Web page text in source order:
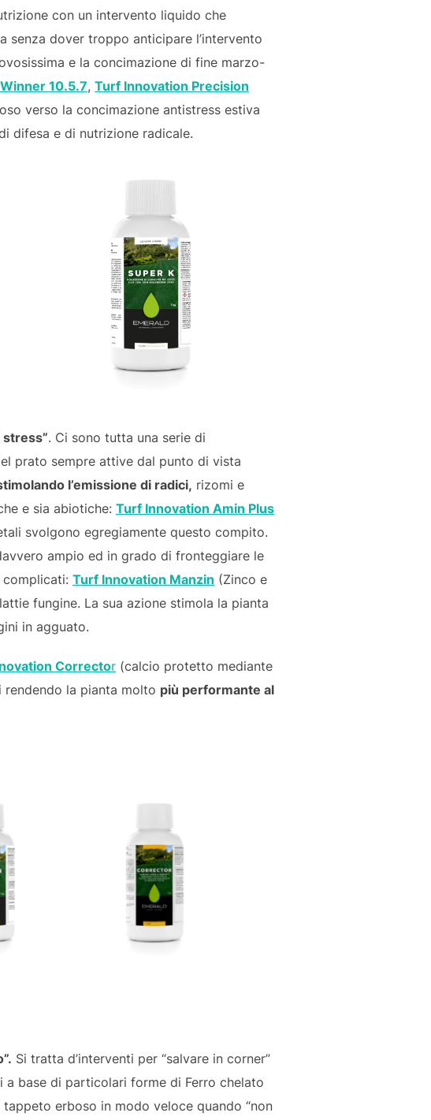
con un intervento liquido che
senza dover troppo anticipare l’intervento
e la concimazione di fine marzo-
10.5.7, Turf Innovation Precision
verso la concimazione antistress estiva
difesa e di nutrizione radicale.
. Ci sono tutta una serie di
prato sempre attive dal punto di vista
l’emissione di radici, rizomi e
e sia abiotiche: Turf Innovation Amin Plus
svolgono egregiamente questo compito.
ampio ed in grado di fronteggiare le
complicati: Turf Innovation Manzin (Zinco e
fungine. La sua azione stimola la pianta
in agguato.
Corrector (calcio protetto mediante
la pianta molto più performante al
Si tratta d’interventi per “salvare in corner”
a base di particolari forme di Ferro chelato
erboso in modo veloce quando “non